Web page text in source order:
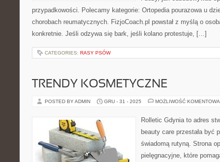
przypadkowości. Polecamy kategorie: Ortopedia pourazowa u
chorobach reumatycznych. FizjoCoach.pl powstał z myślą o
konkretnie. Jeśli odzywa się bark, jeśli kolano protestuje, […]
CATEGORIES: RASY PSÓW
TRENDY KOSMETYCZNE
POSTED BY ADMIN GRU - 31 - 2025 MOŻLIWOŚĆ
Rolletic Gdynia to adres
beauty care przestała być
świadomą rutyną. Strona
pielęgnacyjne, które